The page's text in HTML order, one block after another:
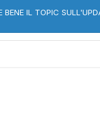
BENE IL TOPIC